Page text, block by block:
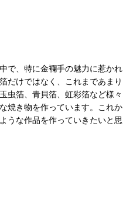
で、特に金襴手の魅力に惹かれ
だけではなく、これまであまり
虫箔、青貝箔、虹彩箔など様々
焼き物を作っています。これか
うな作品を作っていきたいと思